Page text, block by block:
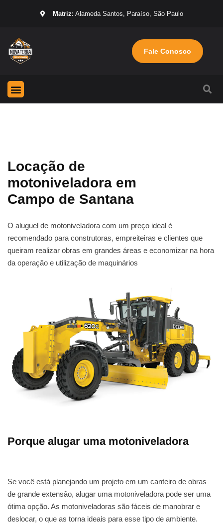
Matriz: Alameda Santos, Paraíso, São Paulo
Fale Conosco
Locação de
motoniveladora em
Campo de Santana
O aluguel de motoniveladora com um preço ideal é
recomendado para construtoras, empreiteiras e clientes que
queiram realizar obras em grandes áreas e economizar na hora
da operação e utilização de maquinários
Porque alugar uma motoniveladora
Se você está planejando um projeto em um canteiro de obras
de grande extensão, alugar uma motoniveladora pode ser uma
ótima opção. As motoniveladoras são fáceis de manobrar e
deslocar, o que as torna ideais para esse tipo de ambiente.